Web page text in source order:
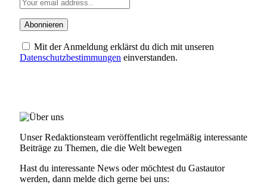
Mit der Anmeldung erklärst du dich mit unseren
Datenschutzbestimmungen einverstanden.
Unser Redaktionsteam veröffentlicht regelmäßig interessante
Beiträge zu Themen, die die Welt bewegen
Hast du interessante News oder möchtest du Gastautor
werden, dann melde dich gerne bei uns: